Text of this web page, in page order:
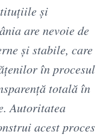
şi
are nevoie de
şi stabile, care
în procesul
totală în
Autoritatea
acest proces